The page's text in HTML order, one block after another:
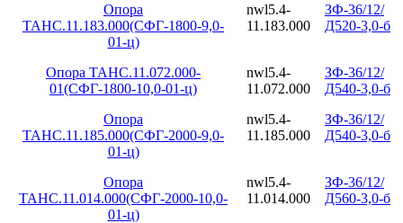
Опора
ТАНС.11.183.000(СФГ-1800-9,0-
01-ц)
nwl5.4-
11.183.000
ЗФ-36/12/
Д520-3,0-б
Опора ТАНС.11.072.000-
01(СФГ-1800-10,0-01-ц)
nwl5.4-
11.072.000
ЗФ-36/12/
Д540-3,0-б
Опора
ТАНС.11.185.000(СФГ-2000-9,0-
01-ц)
nwl5.4-
11.185.000
ЗФ-36/12/
Д540-3,0-б
Опора
ТАНС.11.014.000(СФГ-2000-10,0-
01-ц)
nwl5.4-
11.014.000
ЗФ-36/12/
Д560-3,0-б